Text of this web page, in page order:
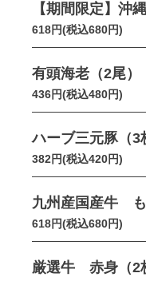
【期間限定】沖
618円(税込680円)
有頭海老（2尾）
436円(税込480円)
ハーブ三元豚（3
382円(税込420円)
九州産国産牛 も
618円(税込680円)
厳選牛 赤身（2